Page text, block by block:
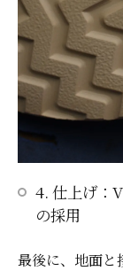
4. 仕上げ：
の採用
最後に、地面と